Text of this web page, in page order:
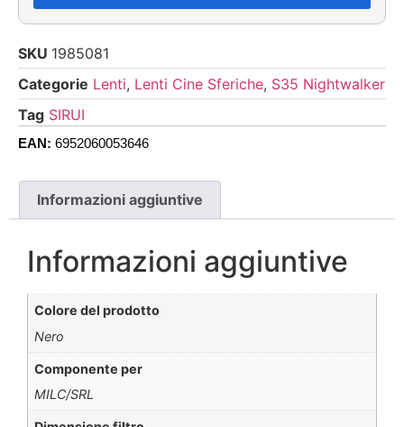
SKU 1985081
Categorie Lenti, Lenti Cine Sferiche, S35 Nightwalker
Tag SIRUI
EAN: 6952060053646
Informazioni aggiuntive
Informazioni aggiuntive
Colore del prodotto
Nero
Componente per
MILC/SRL